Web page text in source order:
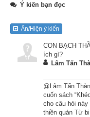
thánh nhân.
Ý kiến bạn đọc
Ẩn/Hiện ý kiến
CON BẠCH
ích gì?
Lâm Tấn
@Lâm Tấn
cuốn sách
cho câu hỏi
thiền quán Từ